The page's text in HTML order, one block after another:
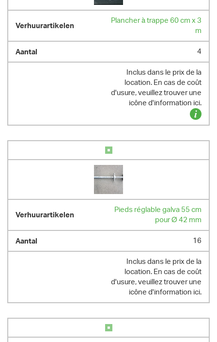
Plancher à trappe 60 cm x 3
m
4
Inclus dans le prix de la
location. En cas de coût
d'usure, veuillez trouver une
icône d'information ici.
Pieds réglable galva 55 cm
pour Ø 42 mm
16
Inclus dans le prix de la
location. En cas de coût
d'usure, veuillez trouver une
icône d'information ici.